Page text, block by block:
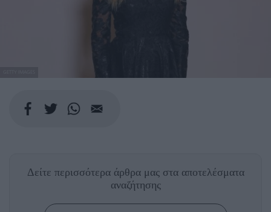
Δείτε περισσότερα άρθρα μας στα αποτελέσματα
αναζήτησης